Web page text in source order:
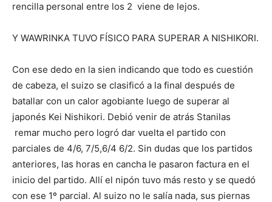
rencilla personal entre los 2 viene de lejos.
Y WAWRINKA TUVO FÍSICO PARA SUPERAR A NISHIKORI.
Con ese dedo en la sien indicando que todo es cuestión
de cabeza, el suizo se clasificó a la final después de
batallar con un calor agobiante luego de superar al
japonés Kei Nishikori. Debió venir de atrás Stanilas
remar mucho pero logró dar vuelta el partido con
parciales de 4/6, 7/5,6/4 6/2. Sin dudas que los partidos
anteriores, las horas en cancha le pasaron factura en el
inicio del partido. Allí el nipón tuvo más resto y se quedó
con ese 1º parcial. Al suizo no le salía nada, sus piernas